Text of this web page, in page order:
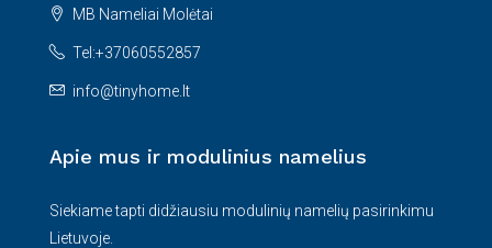
MB Nameliai Molėtai
Tel:+37060552857
info@tinyhome.lt
Apie mus ir modulinius namelius
Siekiame tapti didžiausiu modulinių namelių pasirinkimu
Lietuvoje.